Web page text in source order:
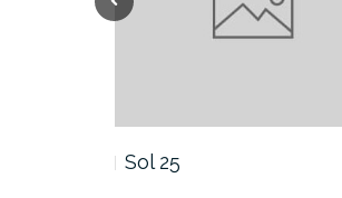
Sol 25